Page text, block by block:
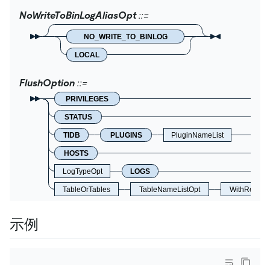
NoWriteToBinLogAliasOpt
NO_WRITE_TO_BINLOG
LOCAL
FlushOption
PRIVILEGES
STATUS
TIDB PLUGINS PluginNameList
HOSTS
LogTypeOpt LOGS
TableOrTables TableNameListOpt
示例